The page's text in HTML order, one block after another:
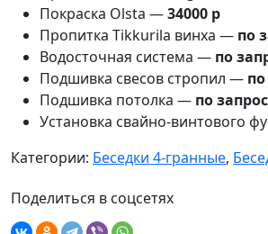
Покраска Olsta —34000 р
Пропитка Tikkurila винха — по
Водосточная система — по
Подшивка свесов стропил —
Подшивка потолка — по
Установка свайно-винтового
Категории: Беседки 4-гранные,
Поделиться в соцсетях